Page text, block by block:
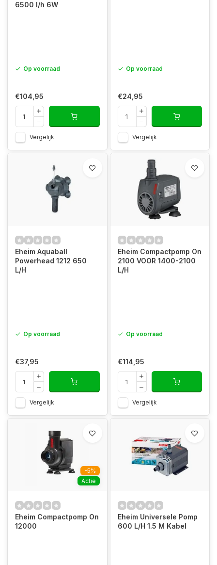
6500 l/h 6W
Op voorraad
€104,95
Vergelijk
Op voorraad
€24,95
Vergelijk
Eheim Aquaball
Powerhead 1212 650
L/H
Op voorraad
€37,95
Vergelijk
Eheim Compactpomp On
2100 VOOR 1400-2100
L/H
Op voorraad
€114,95
Vergelijk
-5%
Actie
Eheim Compactpomp On
12000
Eheim Universele Pomp
600 L/H 1.5 M Kabel